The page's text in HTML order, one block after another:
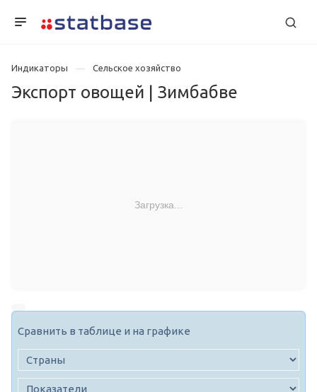
Индикаторы Сельское хозяйство
Экспорт овощей | Зимбабве
Загрузка...
Сравнить в таблице и на графике